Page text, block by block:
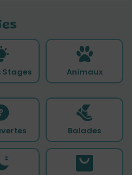
Stages Animaux
Balades